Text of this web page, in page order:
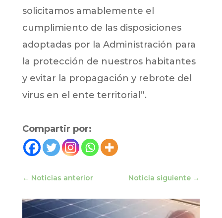
solicitamos amablemente el
cumplimiento de las disposiciones
adoptadas por la Administración para
la protección de nuestros habitantes
y evitar la propagación y rebrote del
virus en el ente territorial”.
Compartir por:
← Noticias anterior Noticia siguiente →